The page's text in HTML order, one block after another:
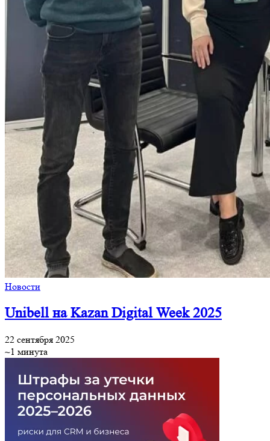
Новости
Unibell на Kazan Digital Week 2025
22 сентября 2025
~1 минута